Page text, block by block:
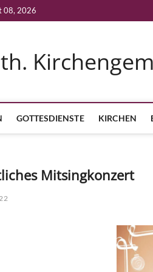
08, 2026
GOTTESDIENSTE KIRCHEN
Mitsingkonzert